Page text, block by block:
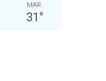
MAR
31 °